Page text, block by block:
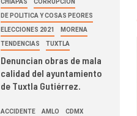
CHIAPAS CORRUPCION
DE POLITICA Y COSAS PEORES
ELECCIONES 2021 MORENA
TENDENCIAS TUXTLA
Denuncian obras de mala
calidad del ayuntamiento
de Tuxtla Gutiérrez.
ACCIDENTE AMLO CDMX